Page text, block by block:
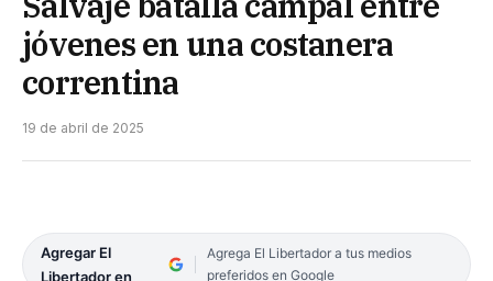
jóvenes en una costanera
correntina
19 de abril de 2025
Agregar El
Libertador en
Agrega El Libertador a tus medios
preferidos en Google